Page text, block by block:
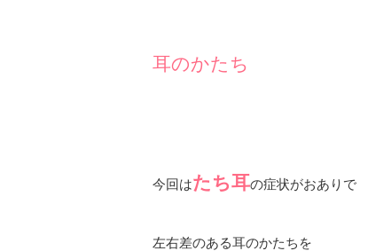
耳のかたち
今回はたち耳の症状がおありで
左右差のある耳のかたちを